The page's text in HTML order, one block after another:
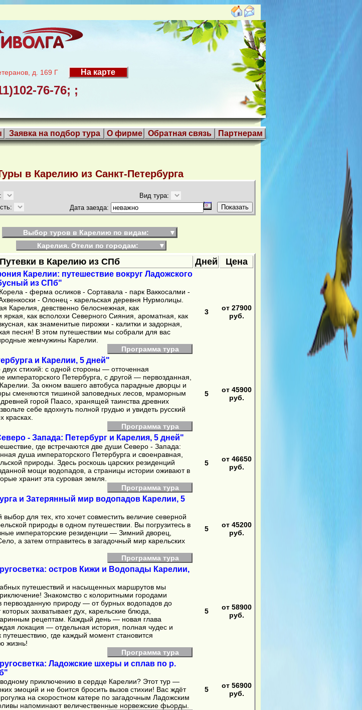
д. 169 Г На карте
76-76; ;
Заявка на подбор тура О фирме Обратная связь Партнерам
в Карелию из Санкт-Петербурга
Вид тура:
Дата заезда:
Выбор туров в Карелию по видам:
▼
Карелия. Отели по городам:
▼
Путевки в Карелию из СПб Дней Цена
Карелии: путешествие вокруг Ладожского
из СПб"
- ферма осликов - Сортавала - парк Ваккосалми -
- Олонец - карельская деревня Нурмолицы.
Карелия, девственно белоснежная, как
как всполохи Северного Сияния, ароматная, как
как знаменитые пирожки - калитки и задорная,
песня! В этом путешествии мы собрали для вас
жемчужины Карелии.
Программа тура
3
от 27900
руб.
и Карелии, 5 дней"
стихий: с одной стороны — отточенная
императорского Петербурга, с другой — первозданная,
За окном вашего автобуса парадные дворцы и
сменяются тишиной заповедных лесов, мраморным
горой Паасо, хранящей таинства древних
себе вдохнуть полной грудью и увидеть русский
красках.
Программа тура
5
от 45900
руб.
- Запада: Петербург и Карелия, 5 дней"
где встречаются две души Северо - Запада:
душа императорского Петербурга и своенравная,
природы. Здесь роскошь царских резиденций
мощи водопадов, а страницы истории оживают в
хранит эта суровая земля.
Программа тура
5
от 46650
руб.
и Затерянный мир водопадов Карелии, 5
для тех, кто хочет совместить величие северной
природы в одном путешествии. Вы погрузитесь в
императорские резиденции — Зимний дворец,
а затем отправитесь в загадочный мир карельских
Программа тура
5
от 45200
руб.
остров Кижи и Водопады Карелии,
путешествий и насыщенных маршрутов мы
Знакомство с колоритными городами
первозданную природу — от бурных водопадов до
захватывает дух, карельские блюда,
рецептам. Каждый день — новая глава
локация — отдельная история, полная чудес и
путешествию, где каждый момент становится
жизнь!
Программа тура
5
от 58900
руб.
Ладожские шхеры и сплав по р.
приключению в сердце Карелии? Этот тур —
эмоций и не боится бросить вызов стихии! Вас ждёт
на скоростном катере по загадочным Ладожским
напоминают величественные норвежские фьорды.
5
от 56900
руб.